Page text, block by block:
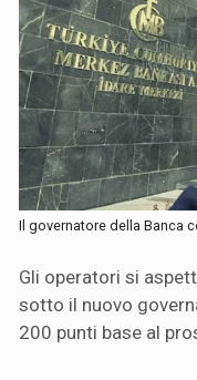
Il governatore della Banca
Gli operatori si
sotto il nuovo
200 punti base al